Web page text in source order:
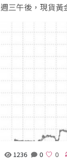
QR Code
https://
週三午後，現貨黃
1236 0